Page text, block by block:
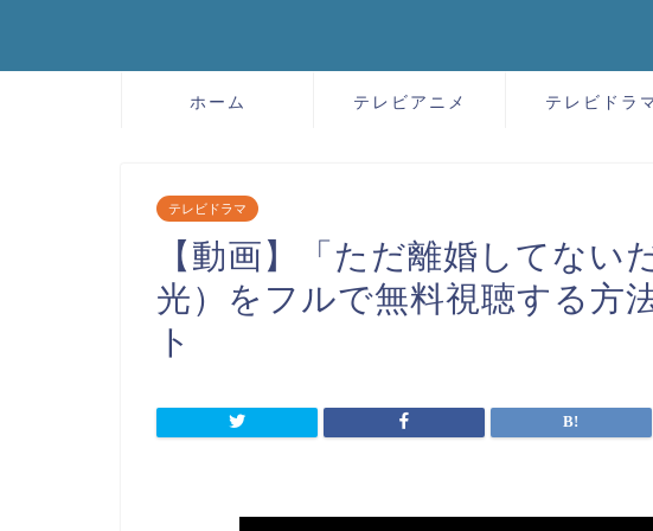
ホーム テレビアニメ テレビドラ
テレビドラマ
【動画】「ただ離婚してない
光）をフルで無料視聴する方
ト